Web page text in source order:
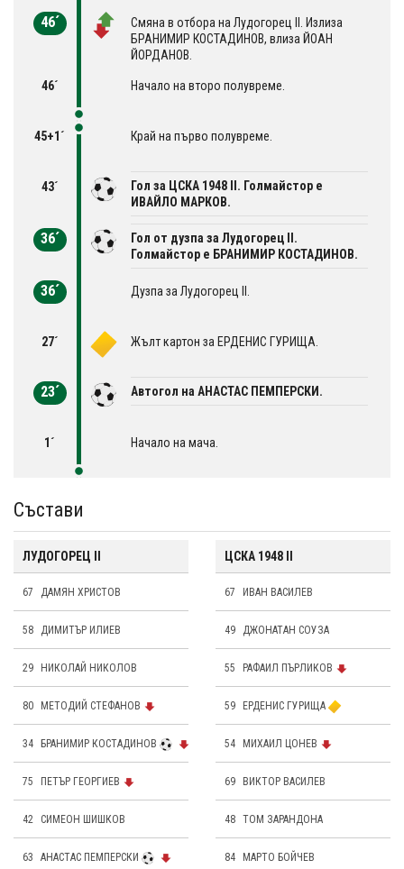
46´
Смяна в отбора на Лудогорец II. Излиза
БРАНИМИР КОСТАДИНОВ, влиза ЙОАН
ЙОРДАНОВ.
46´ Начало на второ полувреме.
45+1´ Край на първо полувреме.
43´
Гол за ЦСКА 1948 II. Голмайстор е
ИВАЙЛО МАРКОВ.
36´
Гол от дузпа за Лудогорец II.
Голмайстор е БРАНИМИР КОСТАДИНОВ.
36´ Дузпа за Лудогорец II.
27´ Жълт картон за ЕРДЕНИС ГУРИЩА.
23´ Автогол на АНАСТАС ПЕМПЕРСКИ.
1´ Начало на мача.
Състави
ЛУДОГОРЕЦ II
67 ДАМЯН ХРИСТОВ
58 ДИМИТЪР ИЛИЕВ
29 НИКОЛАЙ НИКОЛОВ
80 МЕТОДИЙ СТЕФАНОВ
34 БРАНИМИР КОСТАДИНОВ
75 ПЕТЪР ГЕОРГИЕВ
42 СИМЕОН ШИШКОВ
63 АНАСТАС ПЕМПЕРСКИ
ЦСКА 1948 II
67 ИВАН ВАСИЛЕВ
49 ДЖОНАТАН СОУЗА
55 РАФАИЛ ПЪРЛИКОВ
59 ЕРДЕНИС ГУРИЩА
54 МИХАИЛ ЦОНЕВ
69 ВИКТОР ВАСИЛЕВ
48 ТОМ ЗАРАНДОНА
84 МАРТО БОЙЧЕВ